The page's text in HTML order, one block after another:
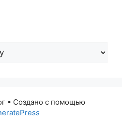
• Создано с помощью